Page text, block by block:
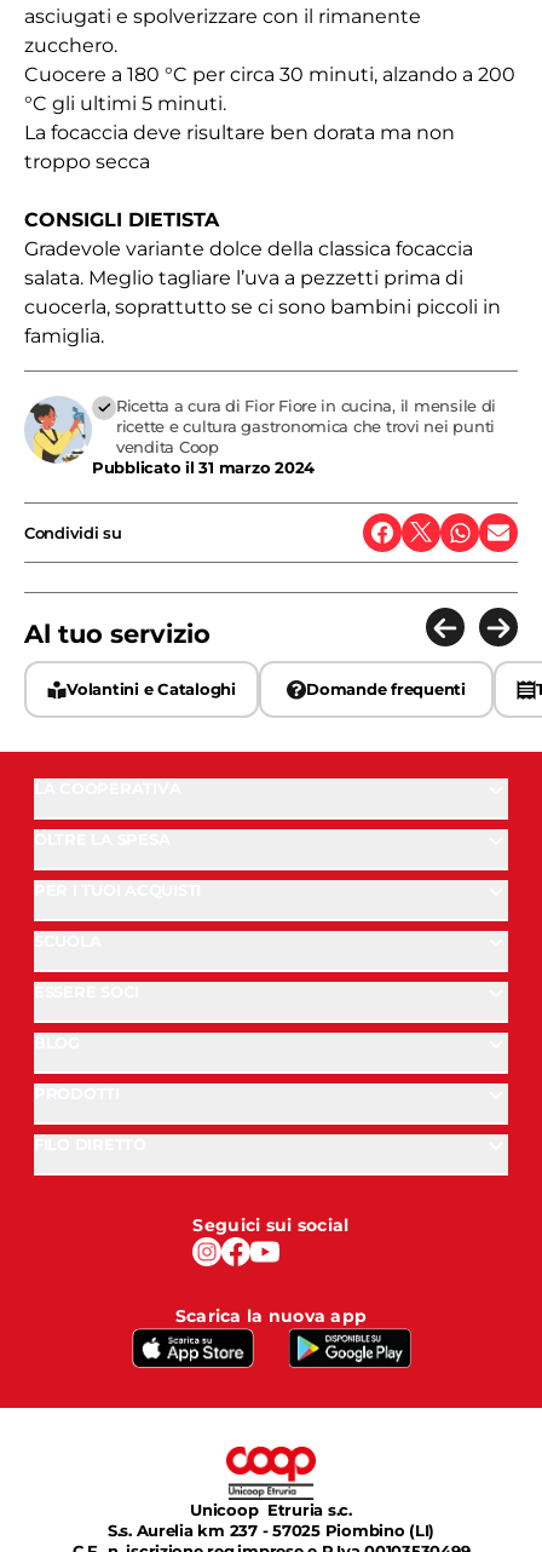
asciugati e spolverizzare con il rimanente
zucchero.
Cuocere a 180 °C per circa 30 minuti, alzando a 200
°C gli ultimi 5 minuti.
La focaccia deve risultare ben dorata ma non
troppo secca
CONSIGLI DIETISTA
Gradevole variante dolce della classica focaccia
salata. Meglio tagliare l’uva a pezzetti prima di
cuocerla, soprattutto se ci sono bambini piccoli in
famiglia.
Ricetta a cura di Fior Fiore in cucina, il mensile di
ricette e cultura gastronomica che trovi nei punti
vendita Coop
Pubblicato il31 marzo 2024
Condividi su
Al tuo servizio
Volantini e Cataloghi Domande frequenti
Seguici sui social
Scarica la nuova app
Unicoop Etruria s.c.
S.s. Aurelia km 237 - 57025 Piombino (LI)